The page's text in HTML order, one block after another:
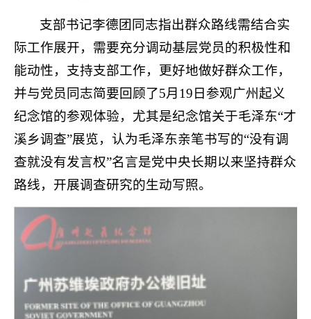
支部书记李德团同志指出群众路线需结合实
际工作展开，需要充分调动基层党员的积极性和
能动性，支持支部工作，更好地做好群众工作，
并与党员同志简要回顾了5月19日参观广州起义
纪念馆的参观体验，尤其是纪念馆关于毛泽东“才
溪乡调查”展览，认为毛泽东亲笔书写的“没有调
查就没有发言权”名言是党中央长期以来坚持群众
路线，开展调查研究的生动写照。